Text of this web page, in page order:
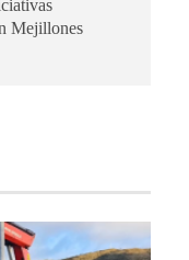
Mejillones